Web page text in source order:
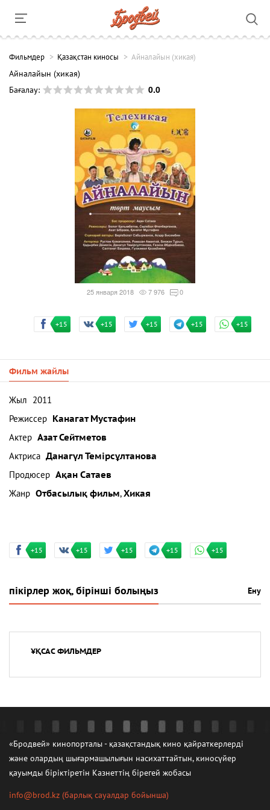
Фильмдер Қазақстан киносы Айналайын (хикая)
Айналайын (хикая)
Бағалау:
0.0
25 января 2018 7 976 0
+15 +15 +15 +15 +15
Фильм жайлы
Жыл
2011
Режиссер Канагат Мустафин
Актер Азат Сейтметов
Актриса Данагүл Темірсұлтанова
Продюсер Ақан Сатаев
Жанр Отбасылық фильм,Хикая
+15 +15 +15 +15 +15
пікірлер жоқ, бірінші болыңыз Ену
ҰҚСАС ФИЛЬМДЕР
«Бродвей» кинопорталы - қазақстандық кино қайраткерлерді
және олардың шығармашылығын насихаттайтын, киносүйер
қауымды біріктіретін Казнеттің бірегей жобасы
info@brod.kz (барлық сауалдар бойынша)